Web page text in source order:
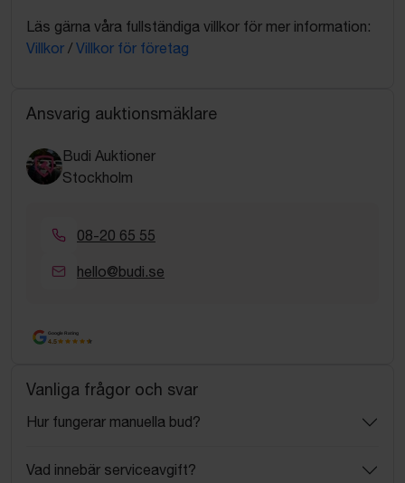
Läs gärna våra fullständiga villkor för mer information:
Villkor / Villkor för företag
Ansvarig auktionsmäklare
Budi Auktioner
Stockholm
08-20 65 55
hello@budi.se
Google Rating
4.5
Vanliga frågor och svar
Hur fungerar manuella bud?
Vad innebär serviceavgift?